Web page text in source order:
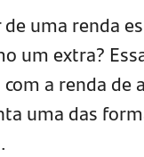
uma renda
um extra?
a renda de
uma das